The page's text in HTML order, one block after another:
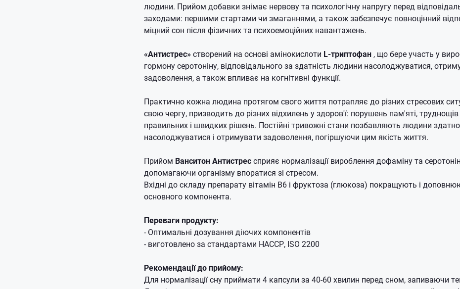
людини. Прийом добавки знімає нервову та психологічну напругу перед
заходами: першими стартами чи змаганнями, а також забезпечує повноцінний
міцний сон після фізичних та психоемоційних навантажень.
«Антистрес»створений на основі амінокислоти L-триптофан , що бере участь у
гормону серотоніну, відповідального за здатність людини насолоджуватися,
задоволення, а також впливає на когнітивні функції.
Практично кожна людина протягом свого життя потрапляє до різних стресових
свою чергу, призводить до різних відхилень у здоров'ї: порушень пам'яті,
правильних і швидких рішень. Постійні тривожні стани позбавляють людини
насолоджуватися і отримувати задоволення, погіршуючи цим якість життя.
Прийом Ванситон Антистрессприяє нормалізації вироблення дофаміну та
допомагаючи організму впоратися зі стресом.
Вхідні до складу препарату вітамін В6 і фруктоза (глюкоза) покращують і
основного компонента.
Переваги продукту:
- Оптимальні дозування діючих компонентів
- виготовлено за стандартами НАССР, ISO 2200
Рекомендації до прийому:
Для нормалізації сну приймати 4 капсули за 40-60 хвилин перед сном, запиваючи